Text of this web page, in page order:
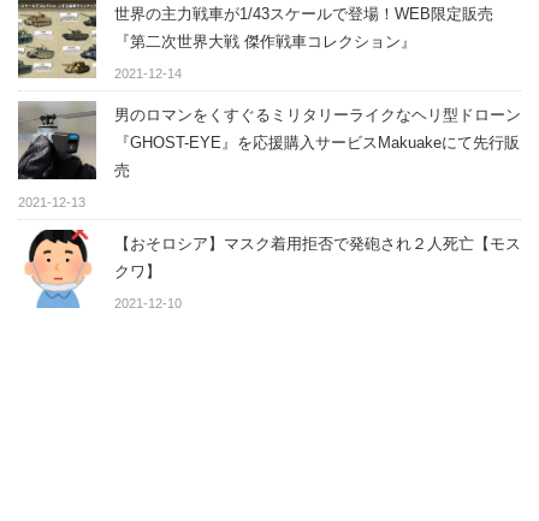
世界の主力戦車が1/43スケールで登場！WEB限定販売
『第二次世界大戦 傑作戦車コレクション』
2021-12-14
男のロマンをくすぐるミリタリーライクなヘリ型ドローン
『GHOST-EYE』を応援購入サービスMakuakeにて先行販
売
2021-12-13
【おそロシア】マスク着用拒否で発砲され２人死亡【モス
クワ】
2021-12-10